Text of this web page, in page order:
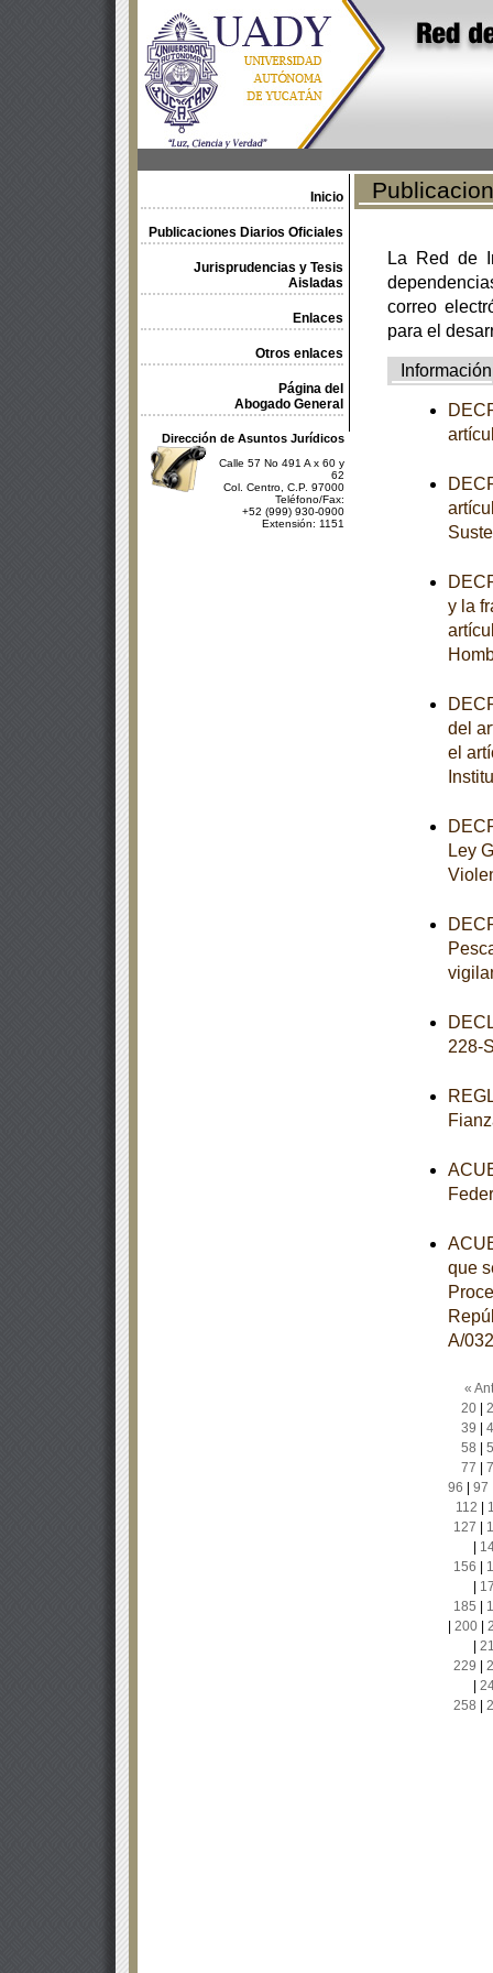
Inicio
Publicaciones Diarios Oficiales
Jurisprudencias y Tesis
Aisladas
Enlaces
Otros enlaces
Página del
Abogado General
Dirección de Asuntos Jurídicos
Calle 57 No 491 A x 60 y
62
Col. Centro, C.P. 97000
Teléfono/Fax:
+52 (999) 930-0900
Extensión: 1151
La Red de
correo
para el
Información
y la
del
el
Ley
228-
que
A/
«
20|
39
58
77
96
97
112
127
156
185
200|
229
258